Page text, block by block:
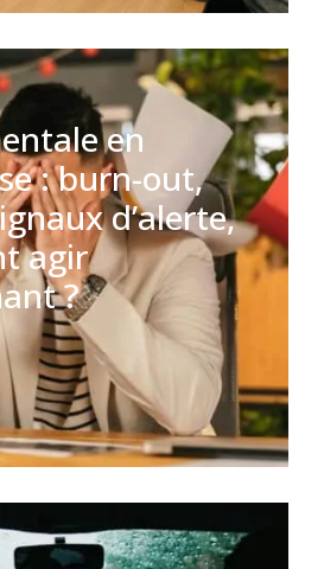
en
: burn-out,
d’alerte,
agir
?